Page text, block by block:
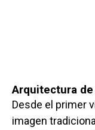
Arquitectura
Desde el primer
imagen